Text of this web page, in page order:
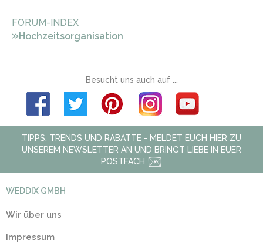
FORUM-INDEX
»Hochzeitsorganisation
Besucht uns auch auf ...
TIPPS, TRENDS UND RABATTE - MELDET EUCH HIER ZU
UNSEREM NEWSLETTER AN UND BRINGT LIEBE IN EUER
POSTFACH
WEDDIX GMBH
Wir über uns
Impressum